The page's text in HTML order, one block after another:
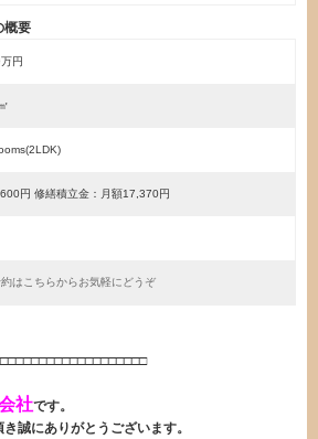
概要
円
円 修繕積立金：月額17,370円
はこちらからお気軽にどうぞ
社です。
誠にありがとうございます。